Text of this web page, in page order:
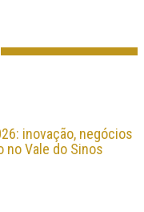
inovação, negócios
no Vale do Sinos